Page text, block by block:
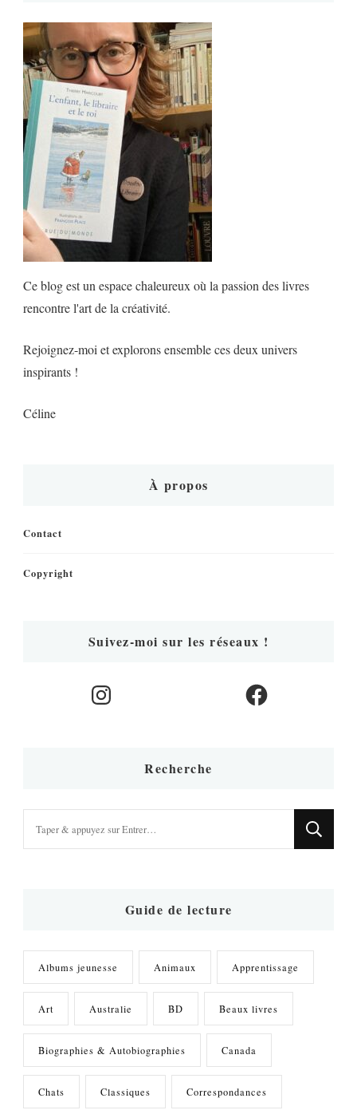
Ce blog est un espace chaleureux où la passion des livres
rencontre l'art de la créativité.
Rejoignez-moi et explorons ensemble ces deux univers
inspirants !
Céline
À propos
Contact
Copyright
Suivez-moi sur les réseaux !
Instagram Facebook
Recherche
Guide de lecture
Albums jeunesse Animaux Apprentissage
Art Australie BD Beaux livres
Biographies & Autobiographies Canada
Chats Classiques Correspondances